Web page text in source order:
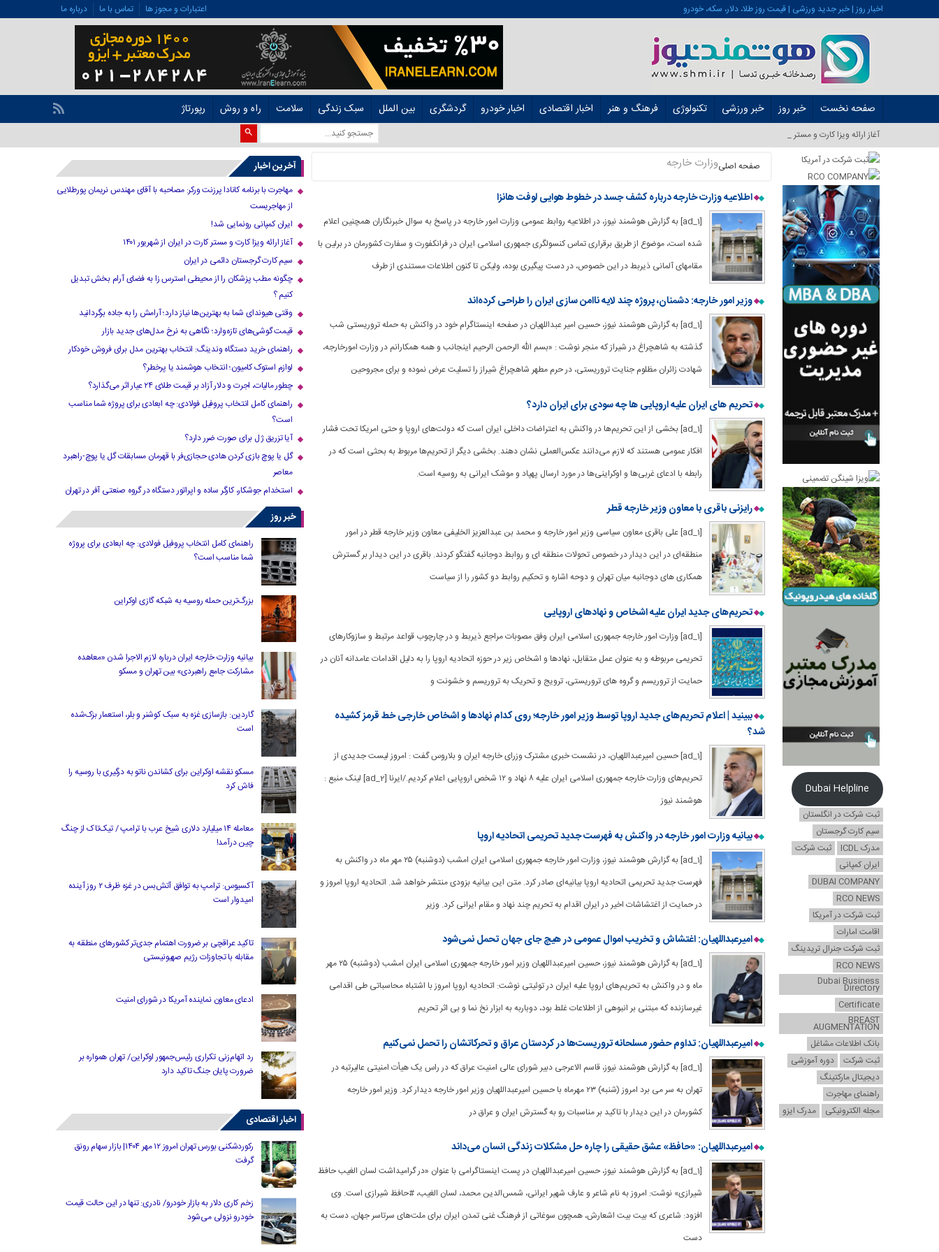
اخبار روز | خبر جدید ورزشی | قیمت روز طلا، دلار، سکه، خودرو اعتبارات و مجوز ها تماس با ما درباره ما
صفحه نخست خبر روز خبر ورزشی تکنولوژی فرهنگ و هنر اخبار اقتصادی اخبار خودرو گردشگری بین الملل سبک زندگی سلامت راه و روش رپورتاژ
آغاز ارائه ویزا کارت و مستر کارت در ایر_
صفحه اصلیوزارت خارجه
اطلاعیه وزارت خارجه درباره کشف جسد در خطوط هوایی لوفت هانزا
[ad_1] به گزارش هوشمند نیوز، در اطلاعیه روابط عمومی وزارت امور خارجه در پاسخ به سوال خبرنگاران همچنین اعلام
شده است، موضوع از طریق برقراری تماس کنسولگری جمهوری اسلامی ایران در فرانکفورت و سفارت کشورمان در برلین با
مقامهای آلمانی ذیربط در این خصوص، در دست پیگیری بوده، ولیکن تا کنون اطلاعات مستندی از طرف
وزیر امور خارجه: دشمنان، پروژه چند لایه ناامن سازی ایران را طراحی کرده‌اند
[ad_1] به گزارش هوشمند نیوز، حسین امیر عبداللهیان در صفحه اینستاگرام خود در واکنش به حمله تروریستی شب
گذشته به شاهچراغ در شیراز که منجر نوشت : «بسم الله الرحمن الرحیم اینجانب و همه همکارانم در وزارت امورخارجه،
شهادت زائران مظلوم جنایت تروریستی، در حرم مطهر شاهچراغ شیراز را تسلیت عرض نموده و برای مجروحین
تحریم های ایران علیه اروپایی ها چه سودی برای ایران دارد؟
[ad_1] بخشی از این تحریم‌ها در واکنش به اعتراضات داخلی ایران است که دولت‌های اروپا و حتی امریکا تحت فشار
افکار عمومی هستند که لازم می‌دانند عکس‌العملی نشان دهند. بخشی دیگر از تحریم‌ها مربوط به بحثی است که در
رابطه با ادعای غربی‌ها و اوکراینی‌ها در مورد ارسال پهپاد و موشک ایرانی به روسیه است.
رایزنی باقری با معاون وزیر خارجه قطر
[ad_1] علی باقری معاون سیاسی وزیر امور خارجه و محمد بن عبدالعزیز الخلیفی معاون وزیر خارجه قطر در امور
منطقه‌ای در این دیدار در خصوص تحولات منطقه ای و روابط دوجانبه گفتگو کردند. باقری در این دیدار بر گسترش
همکاری های دوجانبه میان تهران و دوحه اشاره و تحکیم روابط دو کشور را از سیاست
تحریم‌های جدید ایران علیه اشخاص و نهادهای اروپایی
[ad_1] وزارت امور خارجه جمهوری اسلامی ایران وفق مصوبات مراجع ذیربط و در چارچوب قواعد مرتبط و سازوکارهای
تحریمی مربوطه و به عنوان عمل متقابل، نهادها و اشخاص زیر در حوزه اتحادیه اروپا را به دلیل اقدامات عامدانه آنان در
حمایت از تروریسم و گروه های تروریستی، ترویج و تحریک به تروریسم و خشونت و
ببینید | اعلام تحریم‌های جدید اروپا توسط وزیر امور خارجه؛ روی کدام نهادها و اشخاص خارجی خط قرمز کشیده
شد؟
[ad_1] حسین امیرعبداللهیان، در نشست خبری مشترک وزرای خارجه ایران و بلاروس گفت : امروز لیست جدیدی از
تحریم‌های وزارت خارجه جمهوری اسلامی ایران علیه ۸ نهاد و ۱۲ شخص اروپایی اعلام کردیم./ایرنا [ad_2] لینک منبع :
هوشمند نیوز
بیانیه وزارت امور خارجه در واکنش به فهرست جدید تحریمی اتحادیه اروپا
[ad_1] به گزارش هوشمند نیوز، وزارت امور خارجه جمهوری اسلامی ایران امشب (دوشنبه) ۲۵ مهر ماه در واکنش به
فهرست جدید تحریمی اتحادیه اروپا بیانیه‌ای صادر کرد. متن این بیانیه بزودی منتشر خواهد شد. اتحادیه اروپا امروز و
در حمایت از اغتشاشات اخیر در ایران اقدام به تحریم چند نهاد و مقام ایرانی کرد. وزیر
امیرعبداللهیان: اغتشاش و تخریب اموال عمومی در هیچ جای جهان تحمل نمی‌شود
[ad_1] به گزارش هوشمند نیوز، حسین امیرعبداللهیان وزیر امور خارجه جمهوری اسلامی ایران امشب (دوشنبه) ۲۵ مهر
ماه و در واکنش به تحریم‌های اروپا علیه ایران در توئیتی نوشت: اتحادیه اروپا امروز با اشتباه محاسباتی طی اقدامی
غیرسازنده که مبتنی بر انبوهی از اطلاعات غلط بود، دوباربه به ابزار نخ نما و بی اثر تحریم
امیرعبداللهیان: تداوم حضور مسلحانه تروریست‌ها در کردستان عراق و تحرکاتشان را تحمل نمی‌کنیم
[ad_1] به گزارش هوشمند نیوز، قاسم الاعرجی دبیر شورای عالی امنیت عراق که در راس یک هیأت امنیتی عالیرتبه در
تهران به سر می برد امروز (شنبه) ۲۳ مهرماه با حسین امیرعبداللهیان وزیر امور خارجه دیدار کرد. وزیر امور خارجه
کشورمان در این دیدار با تاکید بر مناسبات رو به گسترش ایران و عراق در
امیرعبداللهیان: «حافظ» عشق حقیقی را چاره حل مشکلات زندگی انسان می‌داند
[ad_1] به گزارش هوشمند نیوز، حسین امیرعبداللهیان در پست اینستاگرامی با عنوان «در گرامیداشت لسان الغیب حافظ
شیرازی» نوشت: امروز به نام شاعر و عارف شهیر ایرانی، شمس‌الدین محمد، لسان الغیب، #حافظ شیرازی است. وی
افزود: شاعری که بیت بیت اشعارش، همچون سوغاتی از فرهنگ غنی تمدن ایران برای ملت‌های سرتاسر جهان، دست به
دست
Dubai Helpline
ثبت شرکت در انگلستان
سیم کارت گرجستان
مدرک ICDL
ثبت شرکت
ایران کمپانی
DUBAI COMPANY
RCO NEWS
ثبت شرکت در آمریکا
اقامت امارات
ثبت شرکت جنرال تریدینگ
RCO NEWS
Dubai Business
Directory
Certificate
BREAST
AUGMENTATION
بانک اطلاعات مشاغل
ثبت شرکت
دوره آموزشی
دیجیتال مارکتینگ
راهنمای مهاجرت
مجله الکترونیکی
مدرک ایزو
آخرین اخبار
مهاجرت با برنامه کانادا پرزنت ورکر: مصاحبه با آقای مهندس نریمان پورطلایی
از مهاجریست
ایران کمپانی رونمایی شد!
آغاز ارائه ویزا کارت و مستر کارت در ایران از شهریور ۱۴۰۱
سیم کارت گرجستان دائمی در ایران
چگونه مطب پزشکان را از محیطی استرس زا به فضای آرام بخش تبدیل
کنیم ؟
وقتی هیوندای شما به بهترین‌ها نیاز دارد؛ آرامش را به جاده برگردانید
قیمت گوشی‌های تازه‌وارد؛ نگاهی به نرخ مدل‌های جدید بازار
راهنمای خرید دستگاه وندینگ: انتخاب بهترین مدل برای فروش خودکار
لوازم استوک کامیون؛ انتخاب هوشمند یا پرخطر؟
چطور مالیات، اجرت و دلار آزاد بر قیمت طلای ۲۴ عیار اثر می‌گذارد؟
راهنمای کامل انتخاب پروفیل فولادی: چه ابعادی برای پروژه شما مناسب
است؟
آیا تزریق ژل برای صورت ضرر دارد​؟
گل یا پوچ بازی کردن هادی حجازی‌فر با قهرمان مسابقات گل یا پوچ-راهبرد
معاصر
استخدام جوشکار، کارگر ساده و اپراتور دستگاه در گروه صنعتی آفر در تهران
خبر روز
راهنمای کامل انتخاب پروفیل فولادی: چه ابعادی برای پروژه
شما مناسب است؟
بزرگ‌ترین حمله روسیه به شبکه گازی اوکراین
بیانیه وزارت خارجه ایران درباره لازم‌ الاجرا شدن «معاهده
مشارکت جامع راهبردی» بین تهران و مسکو
گاردین: بازسازی غزه به سبک کوشنر و بلر، استعمار بزک‌شده
است
مسکو نقشه اوکراین برای کشاندن ناتو به درگیری با روسیه را
فاش کرد
معامله ۱۴ میلیارد دلاری شیخ عرب با ترامپ / تیک‌تاک از چنگ
چین درآمد!
آکسیوس: ترامپ به توافق آتش‌بس در غزه ظرف ۲ روز آینده
امیدوار است
تاکید عراقچی بر ضرورت اهتمام جدی‌تر کشورهای منطقه به
مقابله با تجاوزات رژیم صهیونیستی
ادعای معاون نماینده آمریکا در شورای امنیت
رد اتهام‌زنی تکراری رئیس‌جمهور اوکراین/ تهران همواره بر
ضرورت پایان جنگ تاکید دارد
اخبار اقتصادی
رکوردشکنی بورس تهران امروز ۱۲ مهر ۱۴۰۴| بازار سهام رونق
گرفت
زخم کاری دلار به بازار خودرو/ نادری: تنها در این حالت قیمت
خودرو نزولی می‌شود